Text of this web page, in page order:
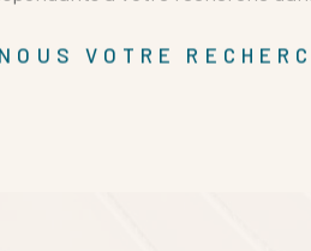
VOTRE